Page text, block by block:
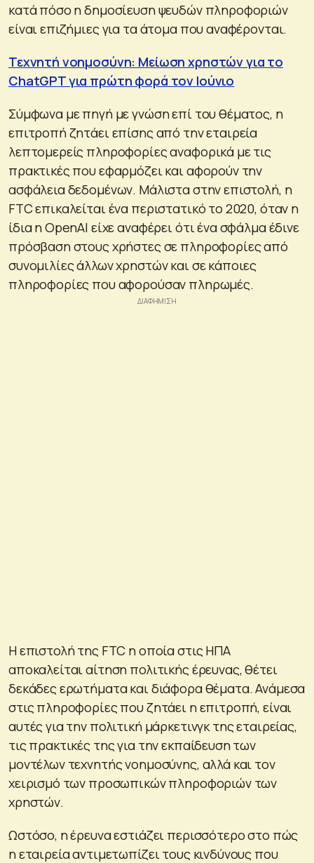
κατά πόσο η δημοσίευση ψευδών πληροφοριών
είναι επιζήμιες για τα άτομα που αναφέρονται.
Τεχνητή νοημοσύνη: Μείωση χρηστών για το
ChatGPT για πρώτη φορά τον Ιούνιο
Σύμφωνα με πηγή με γνώση επί του θέματος, η
επιτροπή ζητάει επίσης από την εταιρεία
λεπτομερείς πληροφορίες αναφορικά με τις
πρακτικές που εφαρμόζει και αφορούν την
ασφάλεια δεδομένων. Μάλιστα στην επιστολή, η
FTC επικαλείται ένα περιστατικό το 2020, όταν η
ίδια η OpenAI είχε αναφέρει ότι ένα σφάλμα έδινε
πρόσβαση στους χρήστες σε πληροφορίες από
συνομιλίες άλλων χρηστών και σε κάποιες
πληροφορίες που αφορούσαν πληρωμές.
Η επιστολή της FTC η οποία στις ΗΠΑ
αποκαλείται αίτηση πολιτικής έρευνας, θέτει
δεκάδες ερωτήματα και διάφορα θέματα. Ανάμεσα
στις πληροφορίες που ζητάει η επιτροπή, είναι
αυτές για την πολιτική μάρκετινγκ της εταιρείας,
τις πρακτικές της για την εκπαίδευση των
μοντέλων τεχνητής νοημοσύνης, αλλά και τον
χειρισμό των προσωπικών πληροφοριών των
χρηστών.
Ωστόσο, η έρευνα εστιάζει περισσότερο στο πώς
η εταιρεία αντιμετωπίζει τους κινδύνους που